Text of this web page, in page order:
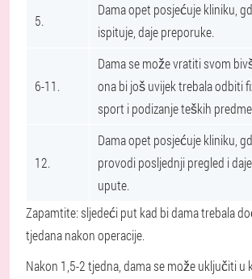
5.
Dama opet posjećuje kliniku,
ispituje, daje preporuke.
6-11.
Dama se može vratiti svom
ona bi još uvijek trebala odbiti
sport i podizanje teških
12.
Dama opet posjećuje kliniku,
provodi posljednji pregled i
upute.
Zapamtite: sljedeći put kad bi dama trebala
tjedana nakon operacije.
Nakon 1,5-2 tjedna, dama se može uključiti u